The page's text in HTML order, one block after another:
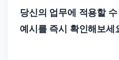
당신의 업무에 적용할
예시를 즉시 확인해보세